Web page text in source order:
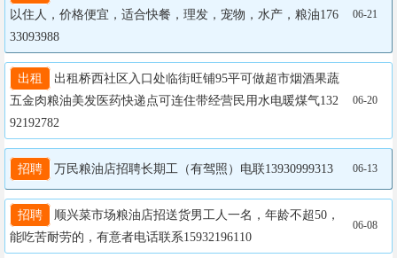
以住人，价格便宜，适合快餐，理发，宠物，水产，粮油176
33093988
06-21
出租
出租桥西社区入口处临街旺铺95平可做超市烟酒果蔬
五金肉粮油美发医药快递点可连住带经营民用水电暖煤气132
92192782
06-20
招聘 万民粮油店招聘长期工（有驾照）电联13930999313 06-13
招聘
顺兴菜市场粮油店招送货男工人一名，年龄不超50，
能吃苦耐劳的，有意者电话联系15932196110
06-08